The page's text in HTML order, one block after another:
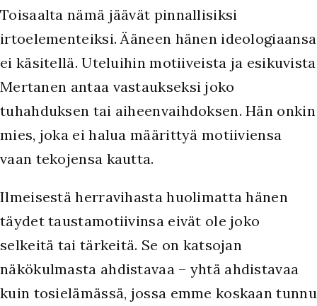
Toisaalta nämä jäävät pinnallisiksi
irtoelementeiksi. Ääneen hänen ideologiaansa
ei käsitellä. Uteluihin motiiveista ja esikuvista
Mertanen antaa vastaukseksi joko
tuhahduksen tai aiheenvaihdoksen. Hän onkin
mies, joka ei halua määrittyä motiiviensa
vaan tekojensa kautta.
Ilmeisestä herravihasta huolimatta hänen
täydet taustamotiivinsa eivät ole joko
selkeitä tai tärkeitä. Se on katsojan
näkökulmasta ahdistavaa – yhtä ahdistavaa
kuin tosielämässä, jossa emme koskaan tunnu